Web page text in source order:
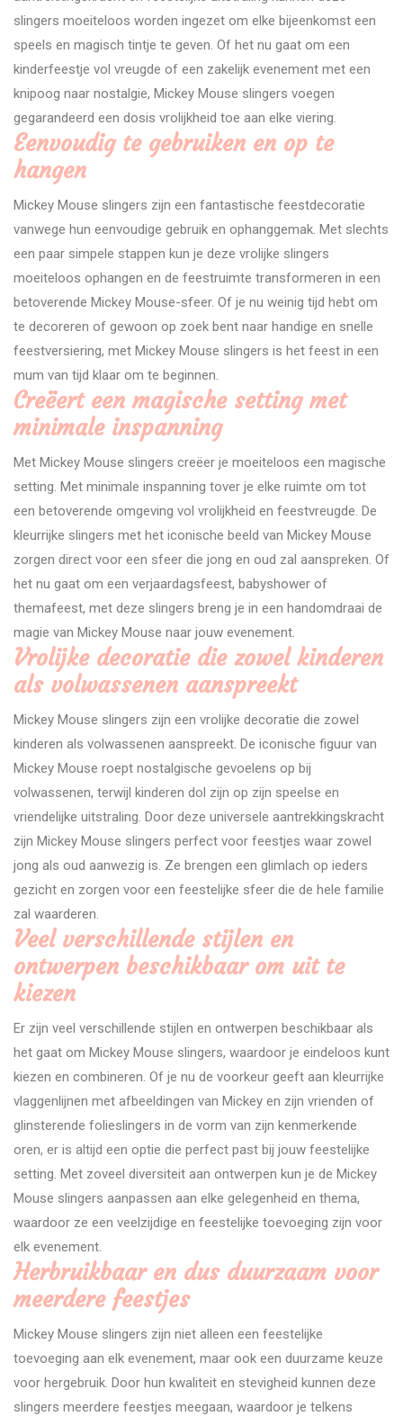
slingers moeiteloos worden ingezet om elke bijeenkomst een
speels en magisch tintje te geven. Of het nu gaat om een
kinderfeestje vol vreugde of een zakelijk evenement met een
knipoog naar nostalgie, Mickey Mouse slingers voegen
gegarandeerd een dosis vrolijkheid toe aan elke viering.
Eenvoudig te gebruiken en op te
hangen
Mickey Mouse slingers zijn een fantastische feestdecoratie
vanwege hun eenvoudige gebruik en ophanggemak. Met slechts
een paar simpele stappen kun je deze vrolijke slingers
moeiteloos ophangen en de feestruimte transformeren in een
betoverende Mickey Mouse-sfeer. Of je nu weinig tijd hebt om
te decoreren of gewoon op zoek bent naar handige en snelle
feestversiering, met Mickey Mouse slingers is het feest in een
mum van tijd klaar om te beginnen.
Creëert een magische setting met
minimale inspanning
Met Mickey Mouse slingers creëer je moeiteloos een magische
setting. Met minimale inspanning tover je elke ruimte om tot
een betoverende omgeving vol vrolijkheid en feestvreugde. De
kleurrijke slingers met het iconische beeld van Mickey Mouse
zorgen direct voor een sfeer die jong en oud zal aanspreken. Of
het nu gaat om een verjaardagsfeest, babyshower of
themafeest, met deze slingers breng je in een handomdraai de
magie van Mickey Mouse naar jouw evenement.
Vrolijke decoratie die zowel kinderen
als volwassenen aanspreekt
Mickey Mouse slingers zijn een vrolijke decoratie die zowel
kinderen als volwassenen aanspreekt. De iconische figuur van
Mickey Mouse roept nostalgische gevoelens op bij
volwassenen, terwijl kinderen dol zijn op zijn speelse en
vriendelijke uitstraling. Door deze universele aantrekkingskracht
zijn Mickey Mouse slingers perfect voor feestjes waar zowel
jong als oud aanwezig is. Ze brengen een glimlach op ieders
gezicht en zorgen voor een feestelijke sfeer die de hele familie
zal waarderen.
Veel verschillende stijlen en
ontwerpen beschikbaar om uit te
kiezen
Er zijn veel verschillende stijlen en ontwerpen beschikbaar als
het gaat om Mickey Mouse slingers, waardoor je eindeloos kunt
kiezen en combineren. Of je nu de voorkeur geeft aan kleurrijke
vlaggenlijnen met afbeeldingen van Mickey en zijn vrienden of
glinsterende folieslingers in de vorm van zijn kenmerkende
oren, er is altijd een optie die perfect past bij jouw feestelijke
setting. Met zoveel diversiteit aan ontwerpen kun je de Mickey
Mouse slingers aanpassen aan elke gelegenheid en thema,
waardoor ze een veelzijdige en feestelijke toevoeging zijn voor
elk evenement.
Herbruikbaar en dus duurzaam voor
meerdere feestjes
Mickey Mouse slingers zijn niet alleen een feestelijke
toevoeging aan elk evenement, maar ook een duurzame keuze
voor hergebruik. Door hun kwaliteit en stevigheid kunnen deze
slingers meerdere feestjes meegaan, waardoor je telkens